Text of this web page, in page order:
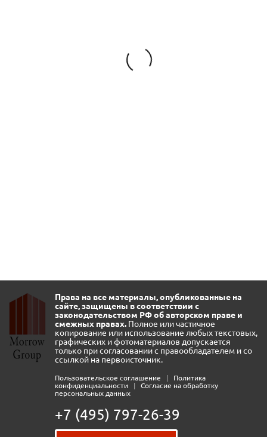
Права на все материалы, опубликованные на
сайте, защищены в соответствии с
законодательством РФ об авторском праве и
смежных правах. Полное или частичное
копирование или использование любых текстовых,
графических и фотоматериалов допускается
только при согласовании с правообладателем и со
ссылкой на первоисточник.
Пользовательское соглашение |
Политика
конфиденциальности
|
Согласие на обработку
персональных данных
+7 (495) 797-26-39